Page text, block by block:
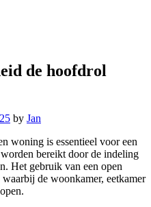
de hoofdrol
by Jan
woning is essentieel voor een
bereikt door de indeling
Het gebruik van een open
de woonkamer, eetkamer